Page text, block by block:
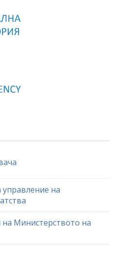
управление на
Министерството на